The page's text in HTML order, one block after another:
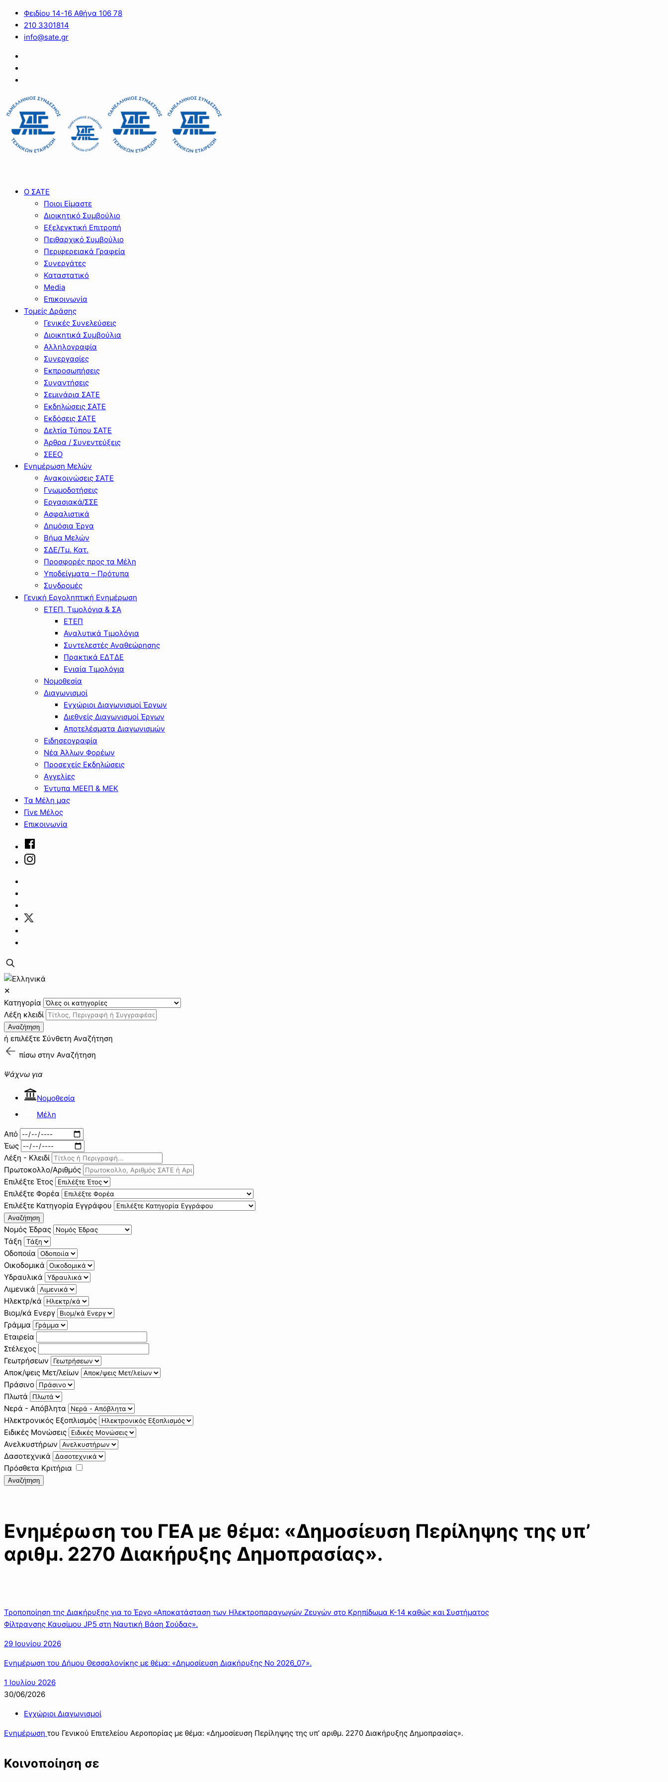
Φειδίου 14-16 Αθήνα 106 78
210 3301814
info@sate.gr
Ο ΣΑΤΕ
Ποιοι Είμαστε
Διοικητικό Συμβούλιο
Εξελεγκτική Επιτροπή
Πειθαρχικό Συμβούλιο
Περιφερειακά Γραφεία
Συνεργάτες
Καταστατικό
Media
Επικοινωνία
Τομείς Δράσης
Γενικές Συνελεύσεις
Διοικητικά Συμβούλια
Αλληλογραφία
Συνεργασίες
Εκπροσωπήσεις
Συναντήσεις
Σεμινάρια ΣΑΤΕ
Εκδηλώσεις ΣΑΤΕ
Εκδόσεις ΣΑΤΕ
Δελτία Τύπου ΣΑΤΕ
Άρθρα / Συνεντεύξεις
ΣΕΕΟ
Ενημέρωση Μελών
Ανακοινώσεις ΣΑΤΕ
Γνωμοδοτήσεις
Εργασιακά/ΣΣΕ
Ασφαλιστικά
Δημόσια Έργα
Βήμα Μελών
ΣΔΕ/Τμ. Κατ.
Προσφορές προς τα Μέλη
Υποδείγματα – Πρότυπα
Συνδρομές
Γενική Εργοληπτική Ενημέρωση
ΕΤΕΠ, Τιμολόγια & ΣΑ
ΕΤΕΠ
Αναλυτικά Τιμολόγια
Συντελεστές Αναθεώρησης
Πρακτικά ΕΔΤΔΕ
Ενιαία Τιμολόγια
Νομοθεσία
Διαγωνισμοί
Εγχώριοι Διαγωνισμοί Έργων
Διεθνείς Διαγωνισμοί Έργων
Αποτελέσματα Διαγωνισμών
Ειδησεογραφία
Νέα Άλλων Φορέων
Προσεχείς Εκδηλώσεις
Αγγελίες
Έντυπα ΜΕΕΠ & ΜΕΚ
Τα Μέλη μας
Γίνε Μέλος
Επικοινωνία
✕
Κατηγορία
Λέξη κλειδί
Αναζήτηση
ή επιλέξτε Σύνθετη Αναζήτηση
πίσω στην Αναζήτηση
Ψάχνω για
Νομοθεσία
Μέλη
Από
Έως
Λέξη - Κλειδί
Πρωτοκολλο/Αριθμός
Επιλέξτε Έτος
Επιλέξτε Φορέα
Επιλέξτε Κατηγορία Εγγράφου
Αναζήτηση
Νομός Έδρας
Τάξη
Οδοποιία
Οικοδομικά
Υδραυλικά
Λιμενικά
Ηλεκτρ/κά
Βιομ/κά Ενεργ
Γράμμα
Εταιρεία
Στέλεχος
Γεωτρήσεων
Αποκ/ψεις Μετ/λείων
Πράσινο
Πλωτά
Νερά - Απόβλητα
Ηλεκτρονικός Εξοπλισμός
Ειδικές Μονώσεις
Ανελκυστήρων
Δασοτεχνικά
Πρόσθετα Κριτήρια
Αναζήτηση
Ενημέρωση του ΓΕΑ με θέμα: «Δημοσίευση Περίληψης της υπ’
αριθμ. 2270 Διακήρυξης Δημοπρασίας».
Τροποποίηση της Διακήρυξης για το Έργο «Αποκατάσταση των Ηλεκτροπαραγωγών Ζευγών στο Κρηπίδωμα Κ-14 καθώς και Συστήματος
Φίλτρανσης Καυσίμου JP5 στη Ναυτική Βάση Σούδας».
29 Ιουνίου 2026
Ενημέρωση του Δήμου Θεσσαλονίκης με θέμα: «Δημοσίευση Διακήρυξης Νο 2026_07».
1 Ιουλίου 2026
30/06/2026
Εγχώριοι Διαγωνισμοί
Ενημέρωση του Γενικού Επιτελείου Αεροπορίας με θέμα: «Δημοσίευση Περίληψης της υπ’ αριθμ. 2270 Διακήρυξης Δημοπρασίας».
Κοινοποίηση σε